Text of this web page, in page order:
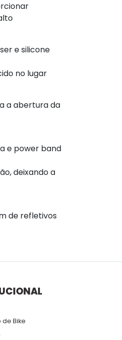
e silicone
no lugar
a abertura da
e power band
deixando a
de refletivos
de Bike